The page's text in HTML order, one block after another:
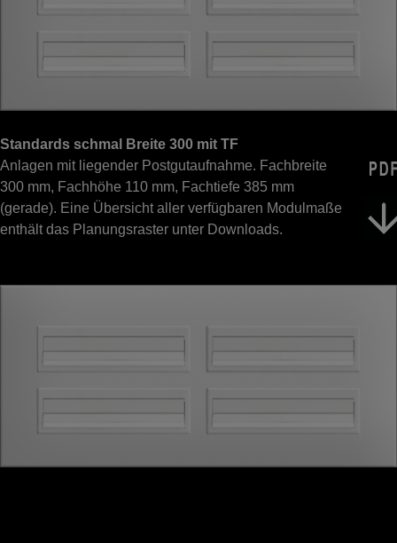
Standards schmal Breite 300 mit TF
Anlagen mit liegender Postgutaufnahme. Fachbreite
300 mm, Fachhöhe 110 mm, Fachtiefe 385 mm
(gerade). Eine Übersicht aller verfügbaren Modulmaße
enthält das Planungsraster unter Downloads.